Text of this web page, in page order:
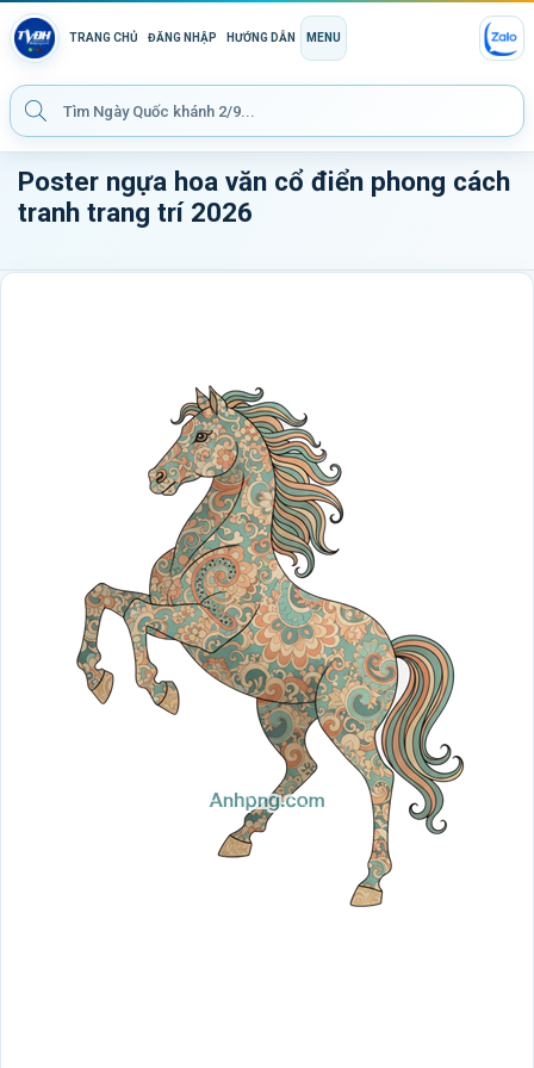
TRANG CHỦ ĐĂNG NHẬP HƯỚNG DẪN MENU
Poster ngựa hoa văn cổ điển phong cách
tranh trang trí 2026